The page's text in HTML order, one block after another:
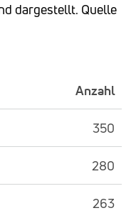
dargestellt. Quelle
Anzahl
350
280
263